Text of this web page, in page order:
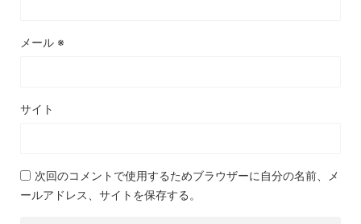
メール ※
サイト
次回のコメントで使用するためブラウザーに自分の名前、メ
ールアドレス、サイトを保存する。